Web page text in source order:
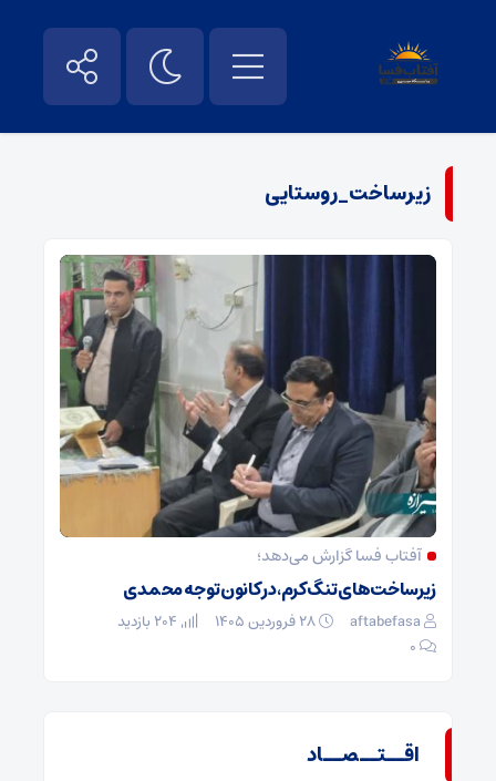
زیرساخت_روستایی
آفتاب فسا گزارش می‌دهد؛
زیرساخت‌های تنگ کرم، در کانون توجه محمدی
aftabefasa
۰
اقــتــصــاد